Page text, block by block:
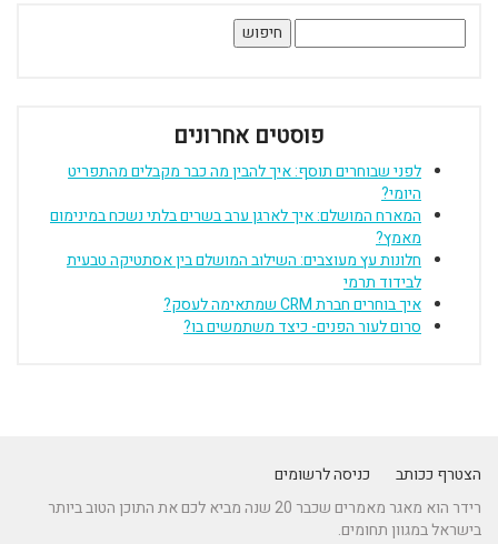
פוסטים אחרונים
לפני שבוחרים תוסף: איך להבין מה כבר מקבלים מהתפריט
היומי?
המארח המושלם: איך לארגן ערב בשרים בלתי נשכח במינימום
מאמץ?
חלונות עץ מעוצבים: השילוב המושלם בין אסתטיקה טבעית
לבידוד תרמי
איך בוחרים חברת CRM שמתאימה לעסק?
סרום לעור הפנים- כיצד משתמשים בו?
הצטרף ככותב
כניסה לרשומים
רידר הוא מאגר מאמרים שכבר 20 שנה מביא לכם את התוכן הטוב ביותר
בישראל במגוון תחומים.